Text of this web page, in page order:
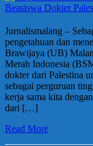
Jurnalismalang –
pengetahuan dan
Brawijaya (UB)
Merah Indonesia
dokter dari Palestina
sebagai perguruan
kerja sama kita
dari […]
Read More